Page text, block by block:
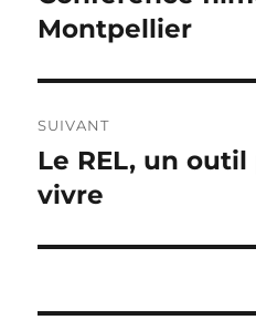
l’article
précédente :
Montpellier
SUIVANT
Publication
suivante :
Le REL, un
vivre